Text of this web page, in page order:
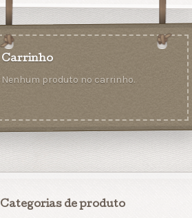
Carrinho
Nenhum produto no carrinho.
Categorias de produto